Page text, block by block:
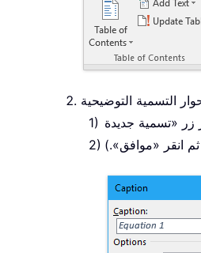
انقر «موافق».)